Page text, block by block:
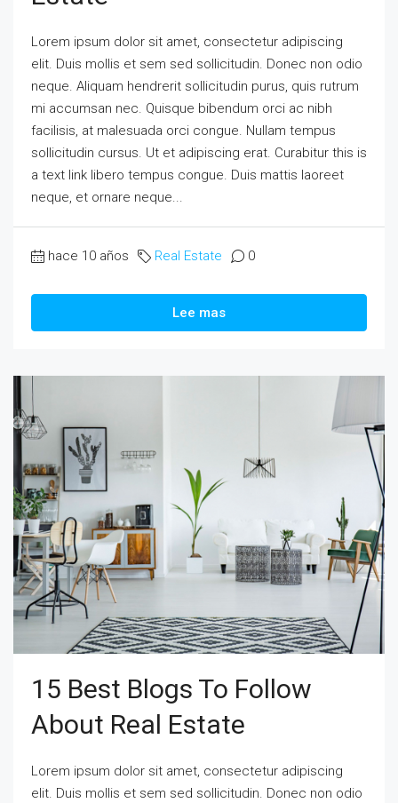
Lorem ipsum dolor sit amet, consectetur adipiscing
elit. Duis mollis et sem sed sollicitudin. Donec non odio
neque. Aliquam hendrerit sollicitudin purus, quis rutrum
mi accumsan nec. Quisque bibendum orci ac nibh
facilisis, at malesuada orci congue. Nullam tempus
sollicitudin cursus. Ut et adipiscing erat. Curabitur this is
a text link libero tempus congue. Duis mattis laoreet
neque, et ornare neque...
hace 10 años Real Estate 0
Lee mas
15 Best Blogs To Follow
About Real Estate
Lorem ipsum dolor sit amet, consectetur adipiscing
elit. Duis mollis et sem sed sollicitudin. Donec non odio